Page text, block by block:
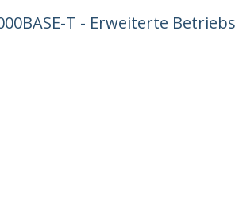
T - Erweiterte